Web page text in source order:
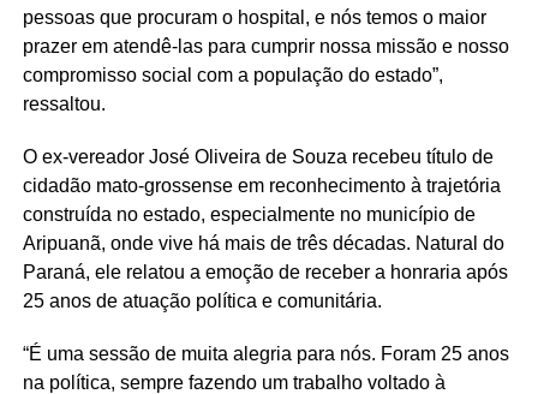
pessoas que procuram o hospital, e nós temos o maior
prazer em atendê-las para cumprir nossa missão e nosso
compromisso social com a população do estado”,
ressaltou.
O ex-vereador José Oliveira de Souza recebeu título de
cidadão mato-grossense em reconhecimento à trajetória
construída no estado, especialmente no município de
Aripuanã, onde vive há mais de três décadas. Natural do
Paraná, ele relatou a emoção de receber a honraria após
25 anos de atuação política e comunitária.
“É uma sessão de muita alegria para nós. Foram 25 anos
na política, sempre fazendo um trabalho voltado à